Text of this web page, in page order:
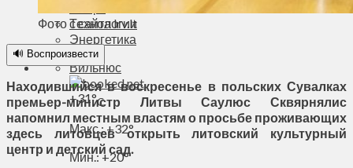
Технологии
Энергетика
Вильнюс
+31°C
Макс.:+32°
Мин.:+20°
Фото с сайта lrv.lt
🔊 Воспроизвести
Находившийся в воскресенье в польских Сувалках
премьер-министр Литвы Саулюс Сквярнялис
напомнил местным властям о просьбе проживающих
здесь литовцев открыть литовский культурный
центр и детский сад.